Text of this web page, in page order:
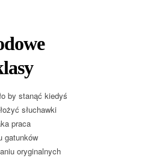
by stanąć kiedyś
słuchawki
praca
gatunków
oryginalnych